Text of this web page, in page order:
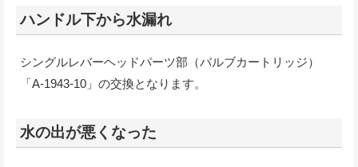
ハンドル下から水漏れ
シングルレバーヘッドパーツ部（バルブカートリッジ）
「A-1943-10」の交換となります。
水の出が悪くなった